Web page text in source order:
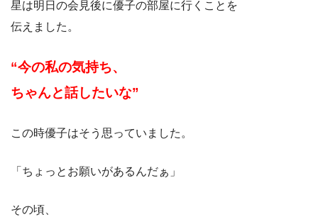
星は明日の会見後に優子の部屋に行くことを
伝えました。
“今の私の気持ち、
ちゃんと話したいな”
この時優子はそう思っていました。
「ちょっとお願いがあるんだぁ」
その頃、